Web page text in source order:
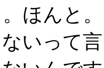
ほんと
いって